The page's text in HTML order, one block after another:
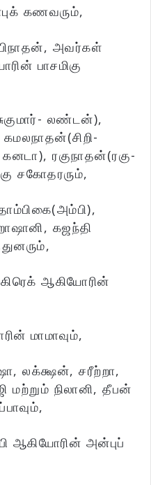
கணவரும்,
அவர்கள்
பாசமிகு
லண்டன்),
ரகுநாதன்(ரகு-
சகோதரரும்,
கஜந்தி
ஆகியோரின்
மாமாவும்,
லக்க்ஷன், சரீற்றா,
மற்றும் நிலானி, தீபன்
ஆகியோரின் அன்புப்